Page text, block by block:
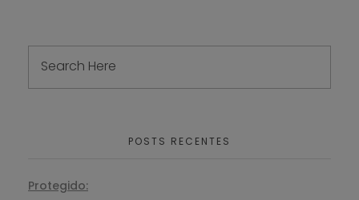
POSTS RECENTES
Protegido: